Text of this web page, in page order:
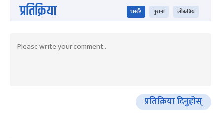
प्रतिक्रिया भर्खरै पुराना लोकप्रिय
प्रतिक्रिया दिनुहोस्